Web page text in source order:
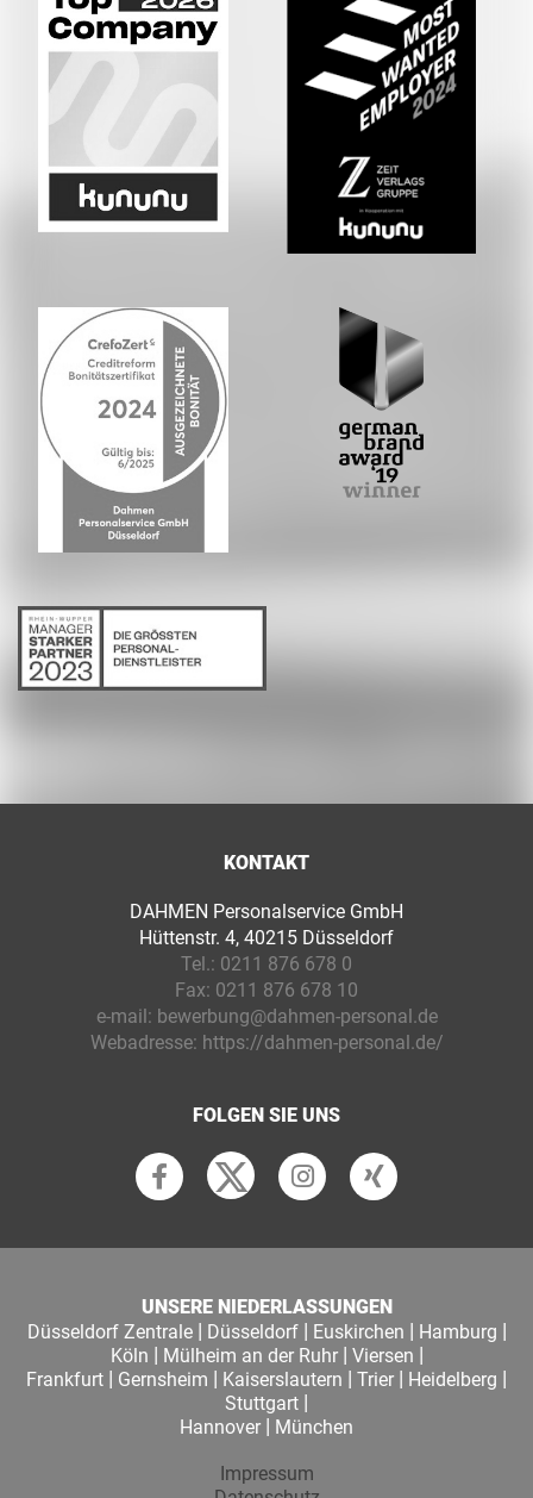
KONTAKT
DAHMEN Personalservice GmbH
Hüttenstr. 4, 40215 Düsseldorf
Tel.: 0211 876 678 0
Fax: 0211 876 678 10
e-mail: bewerbung@dahmen-personal.de
Webadresse: https://dahmen-personal.de/
FOLGEN SIE UNS
UNSERE NIEDERLASSUNGEN
Düsseldorf Zentrale| Düsseldorf| Euskirchen | Hamburg |
Köln | Mülheim an der Ruhr| Viersen |
Frankfurt | Gernsheim | Kaiserslautern | Trier | Heidelberg |
Stuttgart |
Hannover | München
Impressum